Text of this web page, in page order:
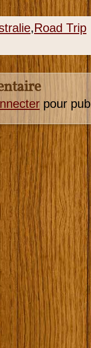
,Road Trip
pour